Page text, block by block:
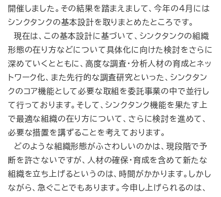
開催しました。その結果を踏まえまして、今年の４月には
シンクタンクの基本設計を取りまとめたところです。
現在は、この基本設計に基づいて、シンクタンクの組織
形態の在り方などについて具体化に向けた検討をさらに
深めていくとともに、高度な調査・分析人材の育成とネッ
トワーク化、また先行的な調査研究といった、シンクタン
クのコア機能として必要な取組を委託事業の中で並行し
て行っております。そして、シンクタンク機能を果たす上
で最適な組織の在り方について、さらに検討を進めて、
必要な措置を講ずることを考えております。
どのような組織形態がふさわしいのかは、現段階で予
断を許さないですが、人材の確保・育成を含めて新たな
組織を立ち上げるというのは、時間がかかります。しかし
ながら、急ぐことでもあります。今申し上げられるのは、